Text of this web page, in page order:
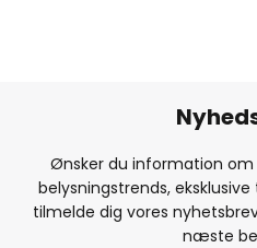
Ønsker du information
belysningstrends,
tilmelde dig vores
næste